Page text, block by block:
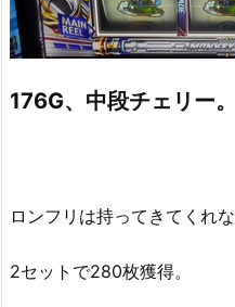
176G、中段チェリー。
ロンフリは持ってきてくれ
2セットで280枚獲得。